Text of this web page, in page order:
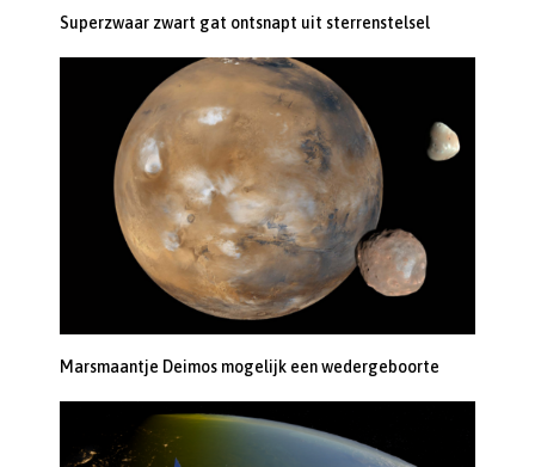
Superzwaar zwart gat ontsnapt uit sterrenstelsel
Marsmaantje Deimos mogelijk een wedergeboorte